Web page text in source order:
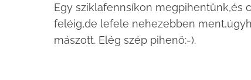
Egy sziklafennsíkon megpihentünk,és
feléig,de lefele nehezebben
mászott. Elég szép pihenő:-).